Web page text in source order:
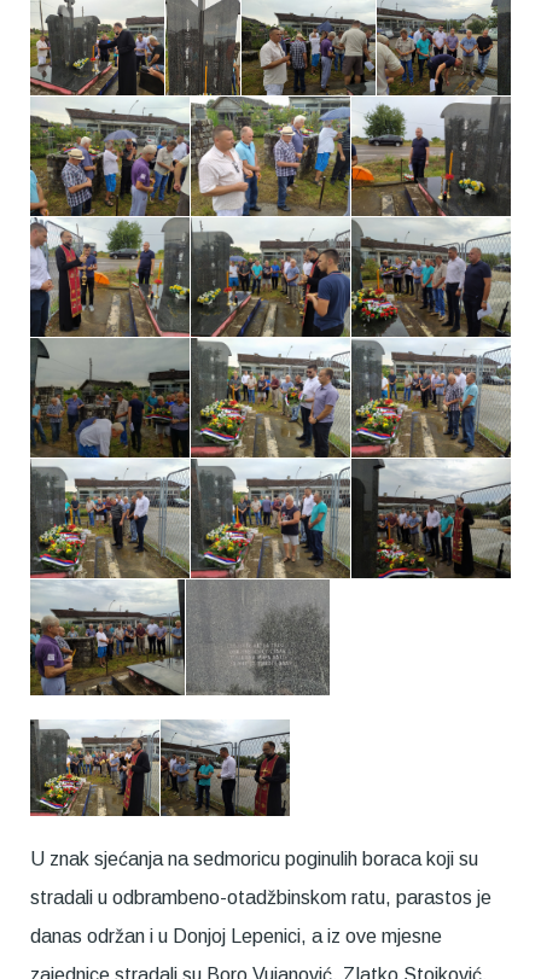
U znak sjećanja na sedmoricu poginulih boraca koji su
stradali u odbrambeno-otadžbinskom ratu, parastos je
danas održan i u Donjoj Lepenici, a iz ove mjesne
zajednice stradali su Boro Vujanović, Zlatko Stojković,